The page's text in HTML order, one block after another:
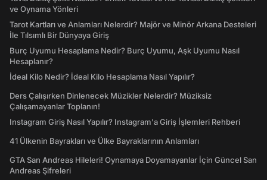
ve Oynama Yönleri
Tarot Kartları ve Anlamları Nelerdir? Majör ve Minör Arkana Desteleri
İle Tılsımlı Bir Dünyaya Giriş
Burç Uyumu Hesaplama Nedir? Burç Uyumu, Aşk Uyumu Nasıl
Hesaplanır?
İdeal Kilo Nedir? İdeal Kilo Hesaplama Nasıl Yapılır?
Ders Çalışırken Dinlenecek Müzikler Nelerdir? Müziksiz
Çalışamayanlar Toplanın!
Instagram Giriş Nasıl Yapılır? Instagram'a Giriş İşlemleri Rehberi
41 Ülkenin Bayrakları ve Ülke Bayraklarının Anlamları
GTA San Andreas Hileleri! Oynamaya Doyamayanlar İçin Güncel San
Andreas Şifreleri